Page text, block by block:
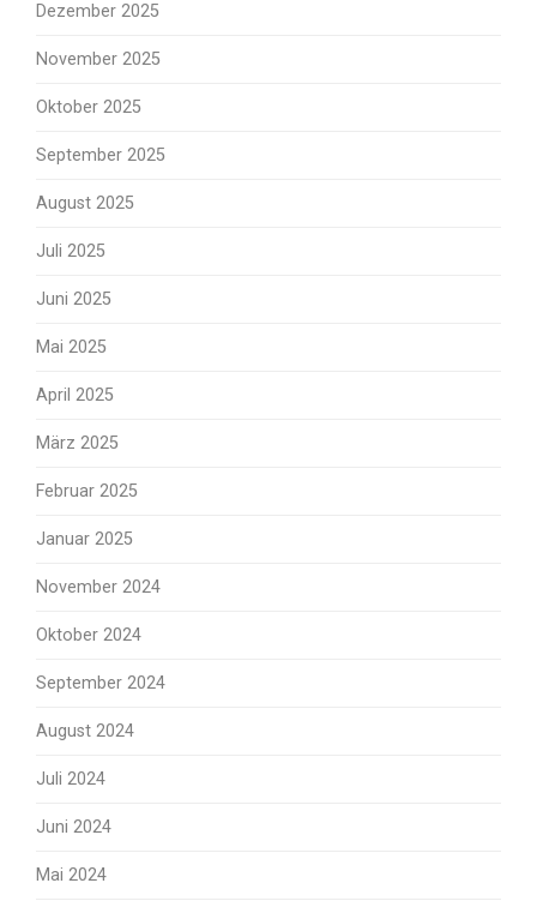
Dezember 2025
November 2025
Oktober 2025
September 2025
August 2025
Juli 2025
Juni 2025
Mai 2025
April 2025
März 2025
Februar 2025
Januar 2025
November 2024
Oktober 2024
September 2024
August 2024
Juli 2024
Juni 2024
Mai 2024